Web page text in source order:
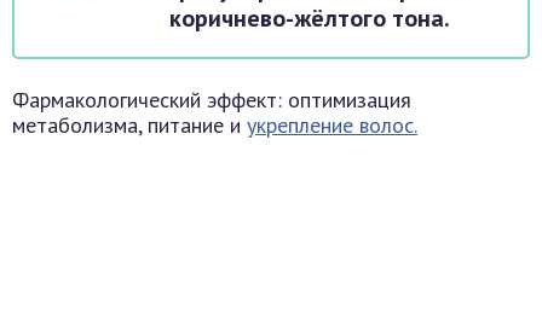
коричнево-жёлтого тона.
Фармакологический эффект: оптимизация
метаболизма, питание и укрепление волос.